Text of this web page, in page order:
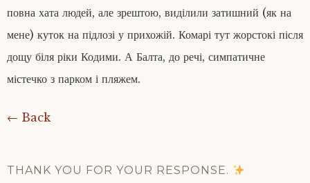
повна хата людей, але зрештою, виділили затишний (як на
мене) куток на підлозі у прихожій. Комарі тут жорстокі після
дощу біля ріки Кодими. А Балта, до речі, симпатичне
містечко з парком і пляжем.
← Back
THANK YOU FOR YOUR RESPONSE.